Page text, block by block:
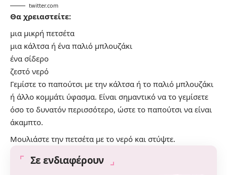
twitter.com
Θα χρειαστείτε:
μια μικρή πετσέτα
μια κάλτσα ή ένα παλιό μπλουζάκι
ένα σίδερο
ζεστό νερό
Γεμίστε το παπούτσι με την κάλτσα ή το παλιό μπλουζάκι
ή άλλο κομμάτι ύφασμα. Είναι σημαντικό να το γεμίσετε
όσο το δυνατόν περισσότερο, ώστε το παπούτσι να είναι
άκαμπτο.
Μουλιάστε την πετσέτα με το νερό και στύψτε.
Σε ενδιαφέρουν